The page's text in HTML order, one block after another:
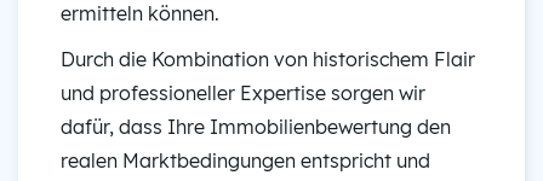
ermitteln können.
Durch die Kombination von historischem Flair
und professioneller Expertise sorgen wir
dafür, dass Ihre Immobilienbewertung den
realen Marktbedingungen entspricht und